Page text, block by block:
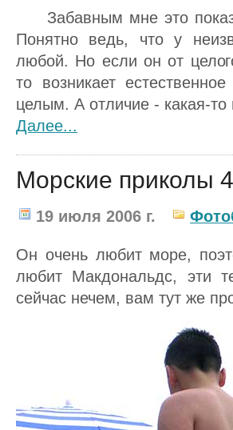
Забавным мне это
Понятно ведь, что у
любой. Но если он от
то возникает
целым. А отличие - какая-то
Далее...
Морские приколы 4
19 июля 2006 г.
Он очень любит море,
любит Макдональдс, эти
сейчас нечем, вам тут же